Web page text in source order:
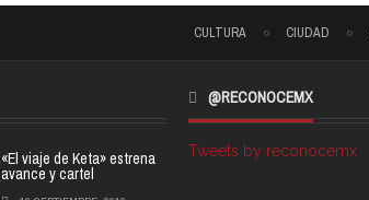
CULTURA CIUDAD
«El viaje de Keta» estrena
avance y cartel
@RECONOCEMX
Tweets by reconocemx